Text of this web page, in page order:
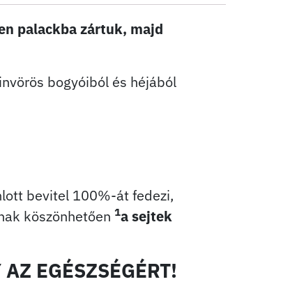
palackba zártuk, majd
bogyóiból és héjából
bevitel 100%-át fedezi,
köszönhetően 1a sejtek
EGÉSZSÉGÉRT!